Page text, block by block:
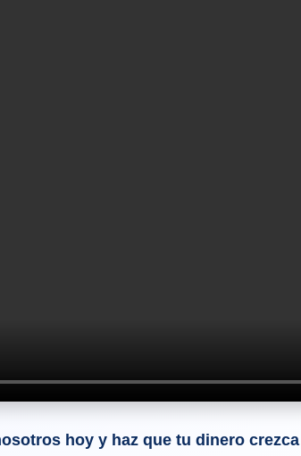
hoy y haz que tu dinero